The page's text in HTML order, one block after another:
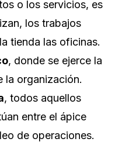
o los servicios, es
los trabajos
tienda las oficinas.
, donde se ejerce la
la organización.
, todos aquellos
entre el ápice
de operaciones.